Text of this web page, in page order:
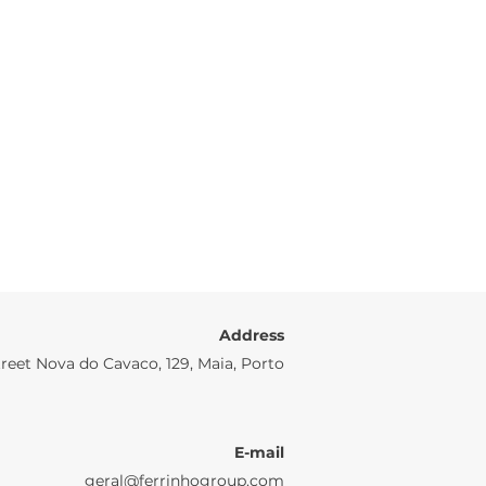
Address
Nova do Cavaco, 129, Maia, Porto
E-mail
geral@ferrinhogroup.com